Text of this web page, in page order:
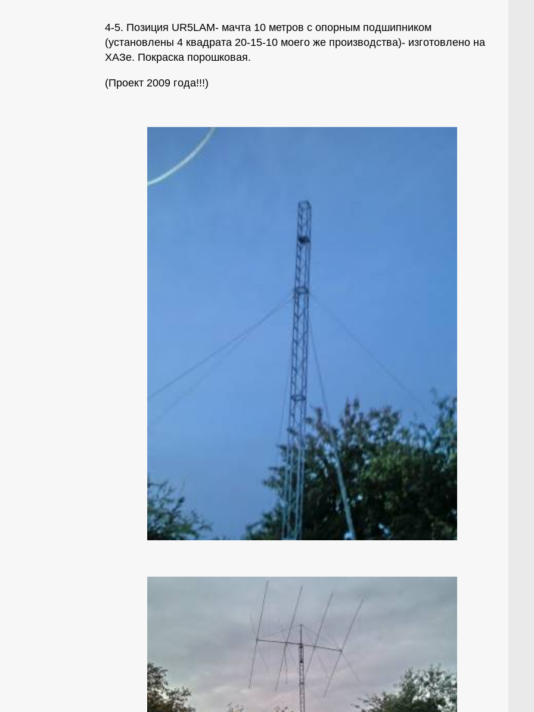
4-5. Позиция UR5LAM- мачта 10 метров с опорным подшипником
(установлены 4 квадрата 20-15-10 моего же производства)- изготовлено на
ХАЗе. Покраска порошковая.
(Проект 2009 года!!!)